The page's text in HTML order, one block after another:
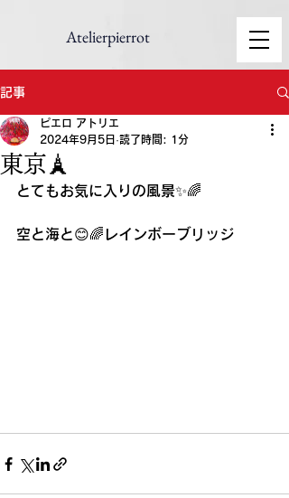
Atelierpierrot
記事
東京🗼
ピエロ アトリエ
2024年9月5日 読了時間: 1分
とてもお気に入りの風景✨🌈
空と海と😊🌈レインボーブリッジ